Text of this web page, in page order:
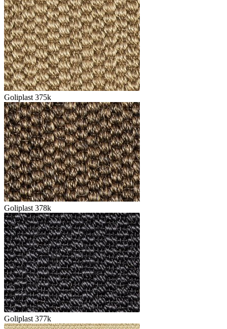
Goliplast 375k
Goliplast 378k
Goliplast 377k